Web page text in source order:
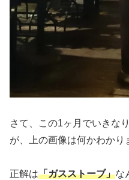
さて、この1ヶ月でいきな
が、上の画像は何かわかり
正解は「ガスストーブ」な